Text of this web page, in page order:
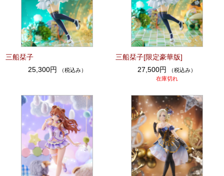
三船栞子
25,300円
（税込み）
三船栞子[限定豪華版]
27,500円
（税込み）
在庫切れ